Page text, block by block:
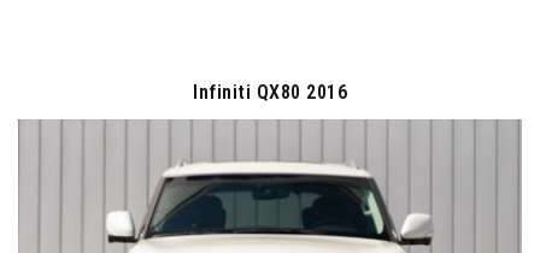
Nissan Murano Crosscabriolet 2013